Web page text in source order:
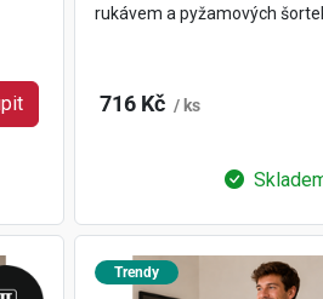
rukávem a pyžamových
716 Kč / ks
Trendy